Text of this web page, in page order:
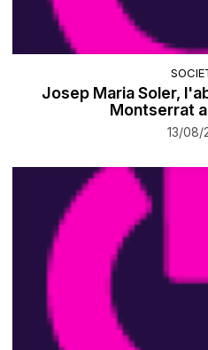
Josep Maria Soler,
Montserrat
13/08/